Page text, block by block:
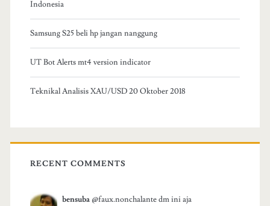
Indonesia
Samsung S25 beli hp jangan nanggung
UT Bot Alerts mt4 version indicator
Teknikal Analisis XAU/USD 20 Oktober 2018
RECENT COMMENTS
bensuba @faux.nonchalante dm ini aja